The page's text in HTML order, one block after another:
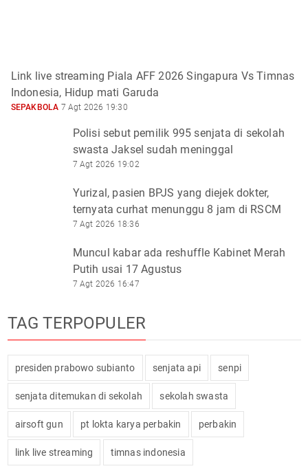
Link live streaming Piala AFF 2026 Singapura Vs Timnas
Indonesia, Hidup mati Garuda
SEPAKBOLA 7 Agt 2026 19:30
Polisi sebut pemilik 995 senjata di sekolah
swasta Jaksel sudah meninggal
7 Agt 2026 19:02
Yurizal, pasien BPJS yang diejek dokter,
ternyata curhat menunggu 8 jam di RSCM
7 Agt 2026 18:36
Muncul kabar ada reshuffle Kabinet Merah
Putih usai 17 Agustus
7 Agt 2026 16:47
TAG TERPOPULER
presiden prabowo subianto senjata api senpi
senjata ditemukan di sekolah sekolah swasta
airsoft gun pt lokta karya perbakin perbakin
link live streaming timnas indonesia